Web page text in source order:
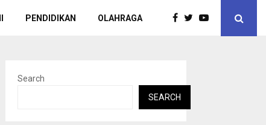
PENDIDIKAN OLAHRAGA
Search
SEARCH